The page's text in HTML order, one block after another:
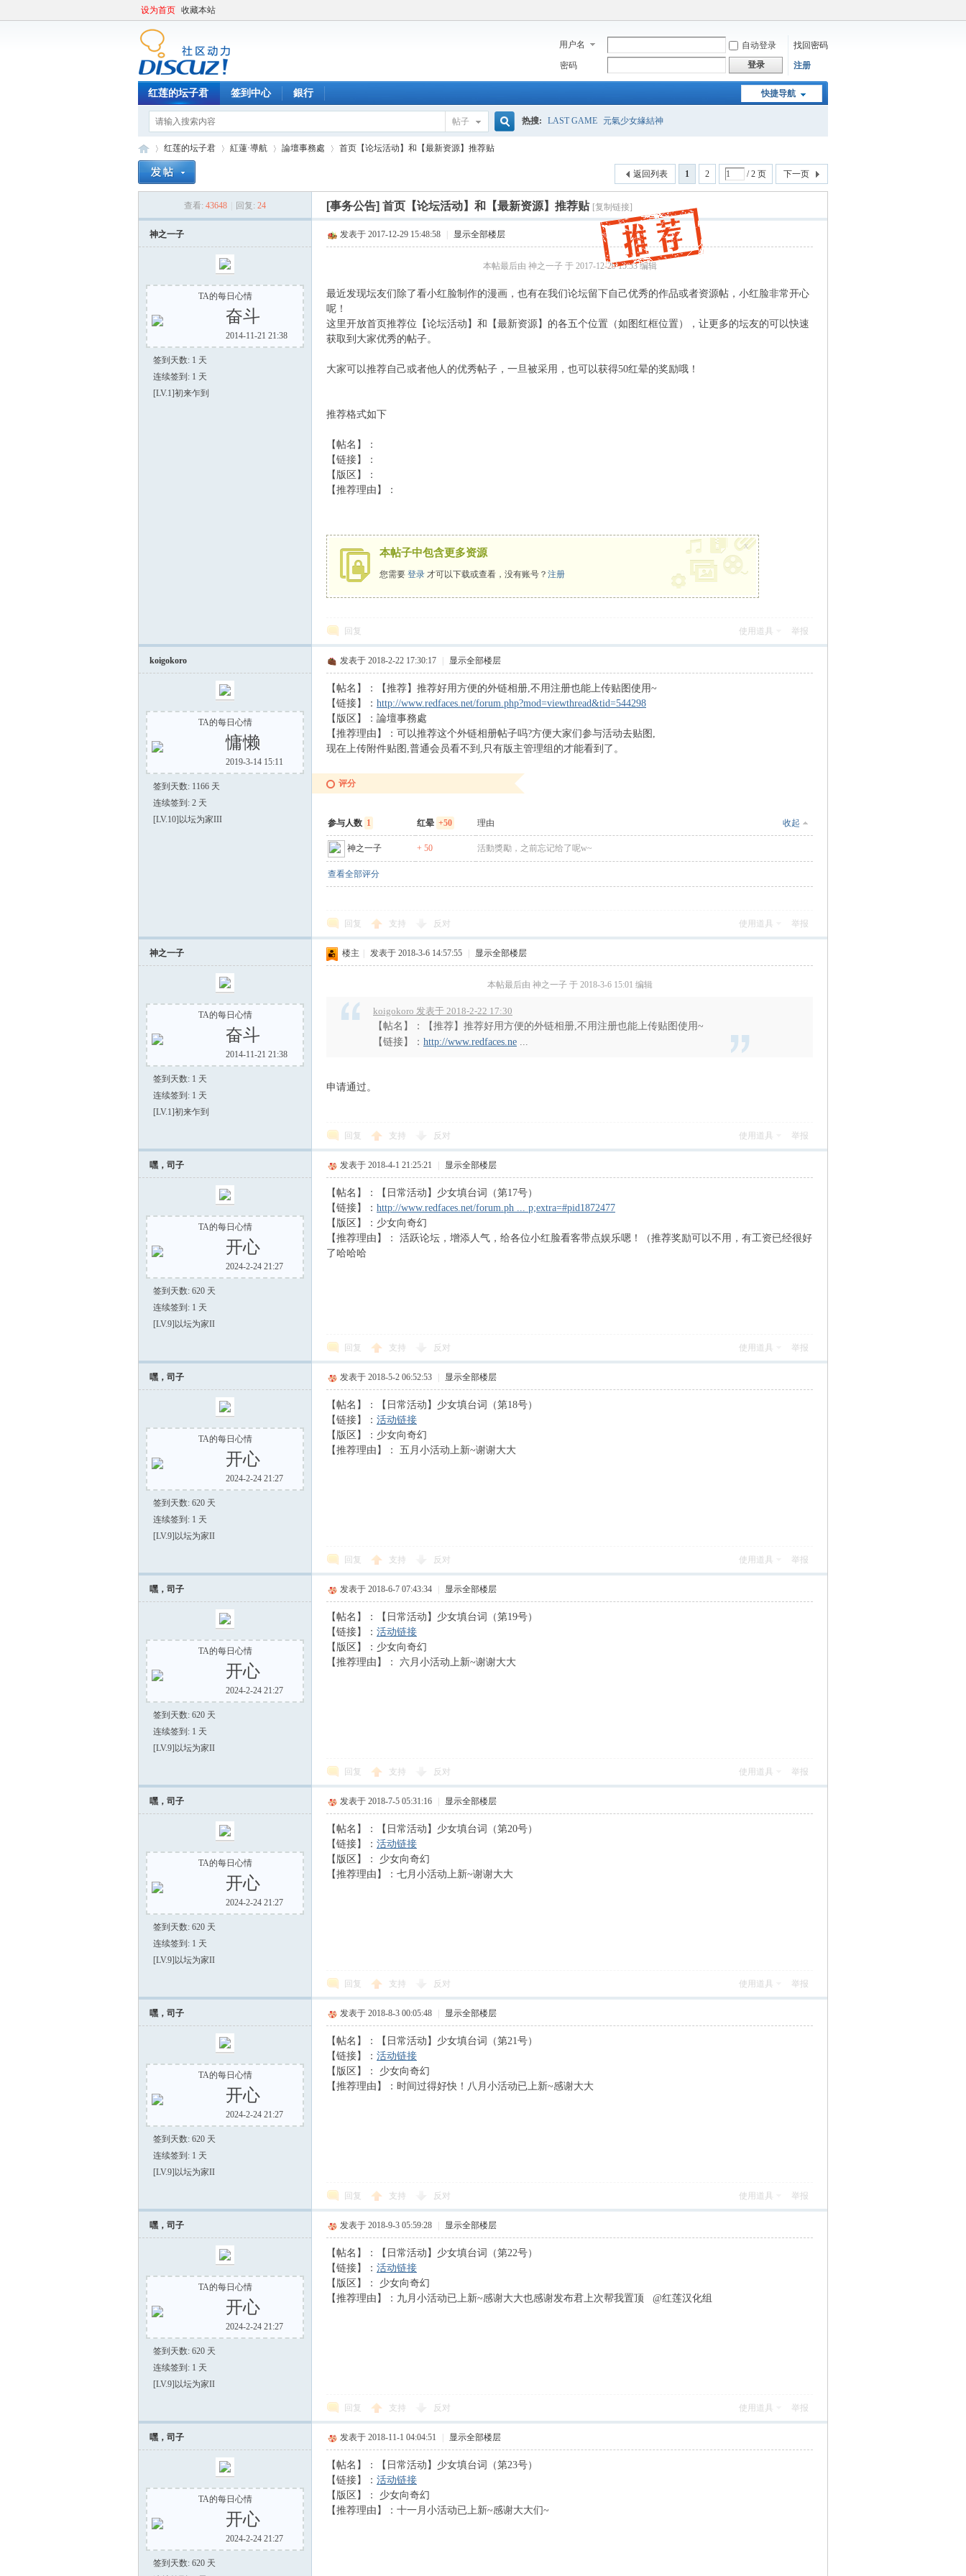
设为首页 收藏本站
用户名 自动登录
找回密码
密码
登录 注册
快捷导航
红莲的坛子君 签到中心 銀行
帖子
索
热搜: LAST GAME 元氣少女緣結神
红莲的坛子君
›
紅蓮·導航 論壇事務處
›
首页【论坛活动】和【最新资源】推荐贴
1 2 / 2 页 下一页
返回列表
查看: 43648 回复: 24 [事务公告] 首页【论坛活动】和【最新资源】推荐贴 [复制链接]
神之一子
TA的每日心情
奋斗
2014-11-21 21:38
签到天数: 1 天
连续签到: 1 天
[LV.1]初来乍到
发表于 2017-12-29 15:48:58 显示全部楼层
本帖最后由 神之一子 于 2017-12-29 15:53 编辑
最近发现坛友们除了看小红脸制作的漫画，也有在我们论坛留下自己优秀的作品或者资源帖，小红脸非常开心
呢！
这里开放首页推荐位【论坛活动】和【最新资源】的各五个位置（如图红框位置），让更多的坛友的可以快速
获取到大家优秀的帖子。
大家可以推荐自己或者他人的优秀帖子，一旦被采用，也可以获得50红晕的奖励哦！
推荐格式如下
【帖名】：
【链接】：
【版区】：
【推荐理由】：
本帖子中包含更多资源
您需要 登录 才可以下载或查看，没有账号？ 注册
x
回复 使用道具 举报
koigokoro
TA的每日心情
慵懒
2019-3-14 15:11
签到天数: 1166 天
连续签到: 2 天
[LV.10]以坛为家III
发表于 2018-2-22 17:30:17 显示全部楼层
【帖名】：【推荐】推荐好用方便的外链相册,不用注册也能上传贴图使用~
【链接】： http://www.redfaces.net/forum.php?mod=viewthread&tid=544298
【版区】：論壇事務處
【推荐理由】：可以推荐这个外链相册帖子吗?方便大家们参与活动去贴图,
现在上传附件贴图,普通会员看不到,只有版主管理组的才能看到了。
评分
参与人数 1 红晕 +50 收起
理由
神之一子 + 50 活動獎勵，之前忘记给了呢w~
查看全部评分
回复 支持 反对 使用道具 举报
神之一子
TA的每日心情
奋斗
2014-11-21 21:38
签到天数: 1 天
连续签到: 1 天
[LV.1]初来乍到
楼主 发表于 2018-3-6 14:57:55 显示全部楼层
本帖最后由 神之一子 于 2018-3-6 15:01 编辑
koigokoro 发表于 2018-2-22 17:30
【帖名】：【推荐】推荐好用方便的外链相册,不用注册也能上传贴图使用~
【链接】： http://www.redfaces.ne ...
申请通过。
回复 支持 反对 使用道具 举报
嘿，司子
TA的每日心情
开心
2024-2-24 21:27
签到天数: 620 天
连续签到: 1 天
[LV.9]以坛为家II
发表于 2018-4-1 21:25:21 显示全部楼层
【帖名】：【日常活动】少女填台词（第17号）
【链接】： http://www.redfaces.net/forum.ph ... p;extra=#pid1872477
【版区】：少女向奇幻
【推荐理由】： 活跃论坛，增添人气，给各位小红脸看客带点娱乐嗯！（推荐奖励可以不用，有工资已经很好
了哈哈哈
回复 支持 反对 使用道具 举报
嘿，司子
TA的每日心情
开心
2024-2-24 21:27
签到天数: 620 天
连续签到: 1 天
[LV.9]以坛为家II
发表于 2018-5-2 06:52:53 显示全部楼层
【帖名】：【日常活动】少女填台词（第18号）
【链接】： 活动链接
【版区】：少女向奇幻
【推荐理由】： 五月小活动上新~谢谢大大
回复 支持 反对 使用道具 举报
嘿，司子
TA的每日心情
开心
2024-2-24 21:27
签到天数: 620 天
连续签到: 1 天
[LV.9]以坛为家II
发表于 2018-6-7 07:43:34 显示全部楼层
【帖名】：【日常活动】少女填台词（第19号）
【链接】： 活动链接
【版区】：少女向奇幻
【推荐理由】： 六月小活动上新~谢谢大大
回复 支持 反对 使用道具 举报
嘿，司子
TA的每日心情
开心
2024-2-24 21:27
签到天数: 620 天
连续签到: 1 天
[LV.9]以坛为家II
发表于 2018-7-5 05:31:16 显示全部楼层
【帖名】：【日常活动】少女填台词（第20号）
【链接】： 活动链接
【版区】： 少女向奇幻
【推荐理由】：七月小活动上新~谢谢大大
回复 支持 反对 使用道具 举报
嘿，司子
TA的每日心情
开心
2024-2-24 21:27
签到天数: 620 天
连续签到: 1 天
[LV.9]以坛为家II
发表于 2018-8-3 00:05:48 显示全部楼层
【帖名】：【日常活动】少女填台词（第21号）
【链接】： 活动链接
【版区】： 少女向奇幻
【推荐理由】：时间过得好快！八月小活动已上新~感谢大大
回复 支持 反对 使用道具 举报
嘿，司子
TA的每日心情
开心
2024-2-24 21:27
签到天数: 620 天
连续签到: 1 天
[LV.9]以坛为家II
发表于 2018-9-3 05:59:28 显示全部楼层
【帖名】：【日常活动】少女填台词（第22号）
【链接】： 活动链接
【版区】： 少女向奇幻
【推荐理由】：九月小活动已上新~感谢大大也感谢发布君上次帮我置顶
@红莲汉化组
回复 支持 反对 使用道具 举报
嘿，司子
TA的每日心情
开心
2024-2-24 21:27
签到天数: 620 天
发表于 2018-11-1 04:04:51 显示全部楼层
【帖名】：【日常活动】少女填台词（第23号）
【链接】： 活动链接
【版区】： 少女向奇幻
【推荐理由】：十一月小活动已上新~感谢大大们~